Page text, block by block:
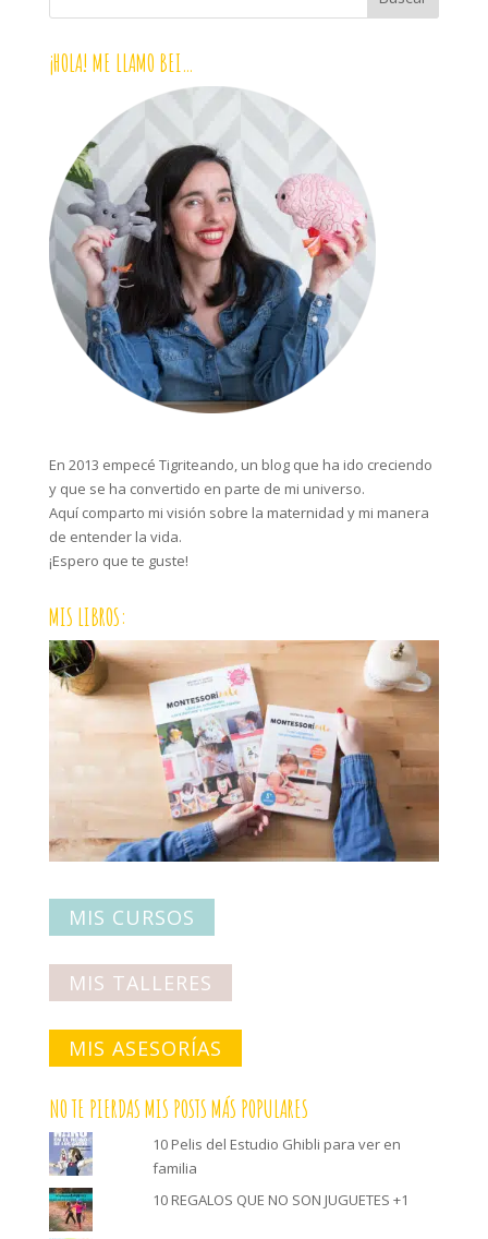
¡HOLA! ME LLAMO BEI…
En 2013 empecé Tigriteando, un blog que ha ido creciendo
y que se ha convertido en parte de mi universo.
Aquí comparto mi visión sobre la maternidad y mi manera
de entender la vida.
¡Espero que te guste!
MIS LIBROS:
MIS CURSOS
MIS TALLERES
MIS ASESORÍAS
NO TE PIERDAS MIS POSTS MÁS POPULARES
10 Pelis del Estudio Ghibli para ver en
familia
10 REGALOS QUE NO SON JUGUETES +1